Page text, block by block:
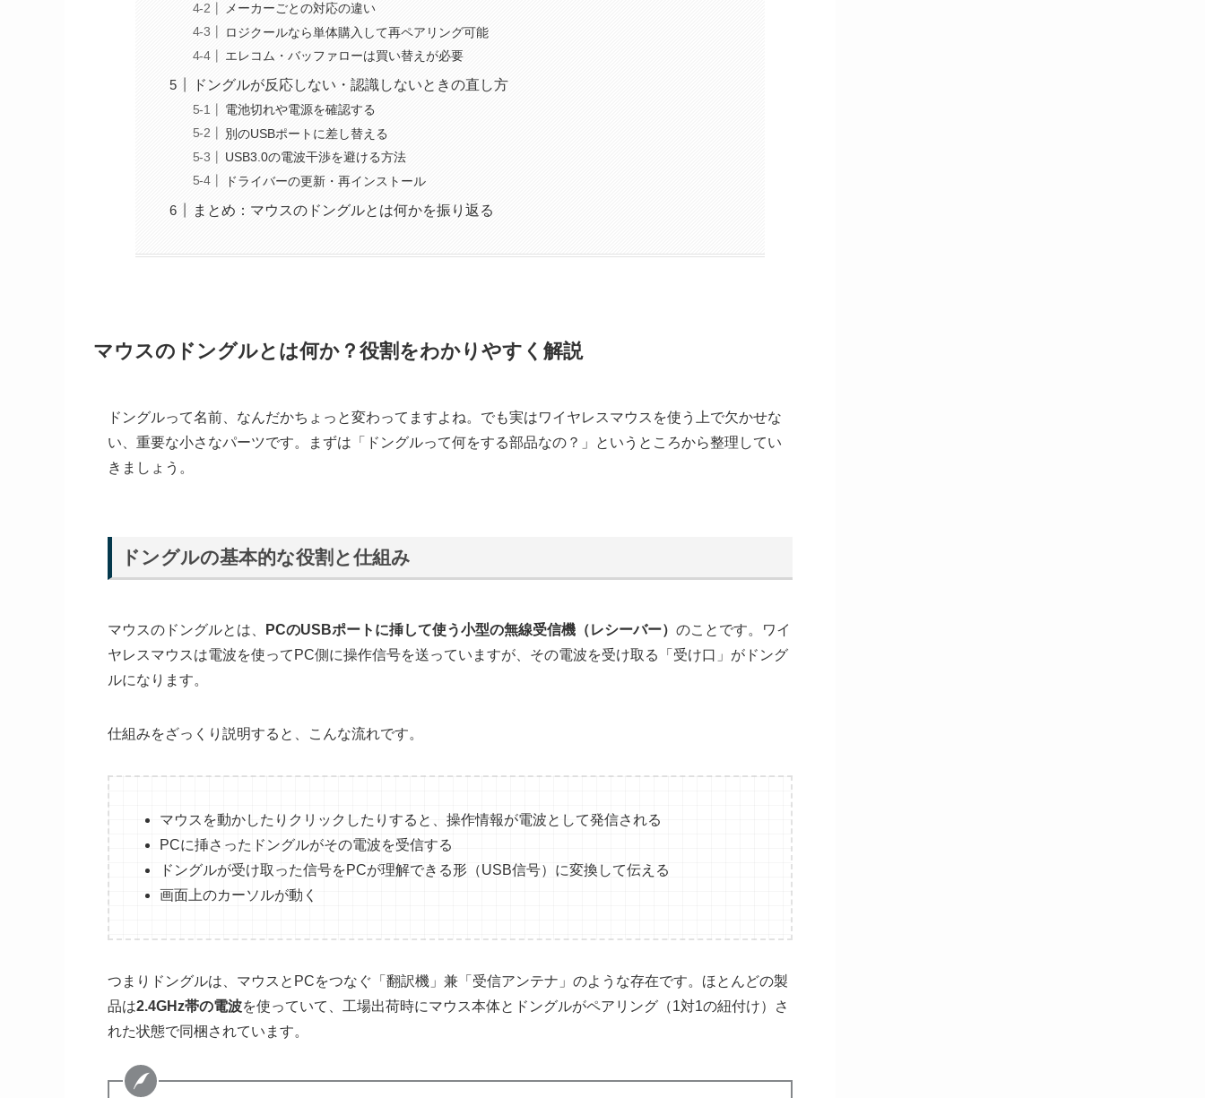
メーカーごとの対応の違い
ロジクールなら単体購入して再ペアリング可能
エレコム・バッファローは買い替えが必要
ドングルが反応しない・認識しないときの直し方
電池切れや電源を確認する
別のUSBポートに差し替える
USB3.0の電波干渉を避ける方法
ドライバーの更新・再インストール
まとめ：マウスのドングルとは何かを振り返る
マウスのドングルとは何か？役割をわかりやすく解説
ドングルって名前、なんだかちょっと変わってますよね。でも実はワイヤレスマウスを使う上で欠かせな
い、重要な小さなパーツです。まずは「ドングルって何をする部品なの？」というところから整理してい
きましょう。
ドングルの基本的な役割と仕組み
マウスのドングルとは、 PCのUSBポートに挿して使う小型の無線受信機（レシーバー） のことです。ワイ
ヤレスマウスは電波を使ってPC側に操作信号を送っていますが、その電波を受け取る「受け口」がドング
ルになります。
仕組みをざっくり説明すると、こんな流れです。
マウスを動かしたりクリックしたりすると、操作情報が電波として発信される
PCに挿さったドングルがその電波を受信する
ドングルが受け取った信号をPCが理解できる形（USB信号）に変換して伝える
画面上のカーソルが動く
つまりドングルは、マウスとPCをつなぐ「翻訳機」兼「受信アンテナ」のような存在です。ほとんどの製
品は2.4GHz帯の電波を使っていて、工場出荷時にマウス本体とドングルがペアリング（1対1の紐付け）さ
れた状態で同梱されています。